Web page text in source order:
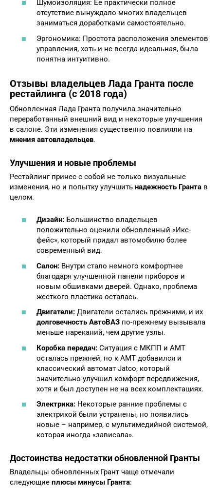
Шумоизоляция: Ее практически полное
отсутствие вынуждало многих владельцев
заниматься доработками самостоятельно.
Эргономика: Простота расположения элементов
управления, хоть и не всегда идеальная, была
понятна интуитивно.
Отзывы владельцев Лада Гранта после
рестайлинга (с 2018 года)
Обновленная Лада Гранта получила значительно
переработанный внешний вид и некоторые улучшения
в салоне. Эти изменения существенно повлияли на
мнения автовладельцев.
Улучшения и новые проблемы
Рестайлинг принес с собой не только визуальные
изменения, но и попытку улучшить надежность Гранта в
целом.
Дизайн: Большинство владельцев
положительно оценили обновленный «Икс-
фейс», который придал автомобилю более
современный вид.
Салон: Внутри стало немного комфортнее
благодаря улучшенной панели приборов и
новым обшивками дверей. Однако, проблема
жесткого пластика осталась.
Двигатели: Двигатели остались прежними, и их
долговечность АвтоВАЗ по-прежнему вызывала
меньше нареканий, чем другие узлы.
Коробка передач: Ситуация с МКПП и АМТ
осталась прежней, но к АМТ добавился и
классический автомат Jatco, который
значительно улучшил комфорт передвижения,
хотя и был доступен не на всех комплектациях.
Электрика: Некоторые ранние проблемы с
электрикой были устранены, но появились
новые – например, с мультимедийной системой,
которая иногда «зависала».
Достоинства недостаткиобновленной Гранты
Владельцы обновленных Грант чаще отмечали
следующие плюсы минусы Гранта: